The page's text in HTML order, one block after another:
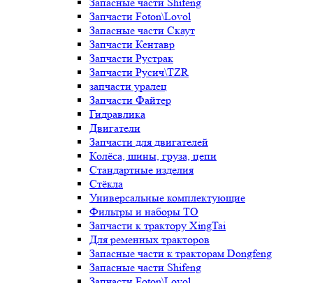
Запчасти Foton\Lovol
Запасные части Скаут
Запчасти Кентавр
Запчасти Рустрак
Запчасти Русич\TZR
запчасти уралец
Запчасти Файтер
Гидравлика
Двигатели
Запчасти для двигателей
Колёса, шины, груза, цепи
Стандартные изделия
Стёкла
Универсальные комплектующие
Фильтры и наборы ТО
Запчасти к трактору XingTai
Для ременных тракторов
Запасные части к тракторам Dongfeng
Запасные части Shifeng